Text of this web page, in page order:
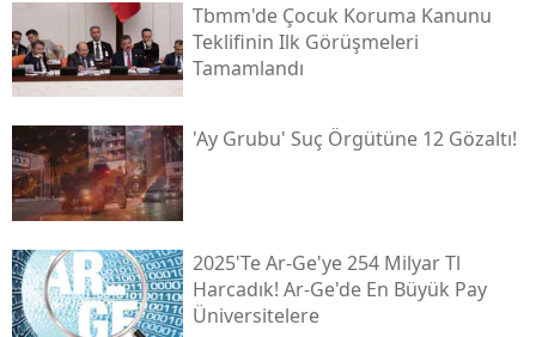
Tbmm'de Çocuk Koruma Kanunu
Teklifinin Ilk Görüşmeleri
Tamamlandı
'ay Grubu' Suç Örgütüne 12 Gözaltı!
2025'te Ar-Ge'ye 254 Milyar Tl
Harcadık! Ar-Ge'de En Büyük Pay
Üniversitelere